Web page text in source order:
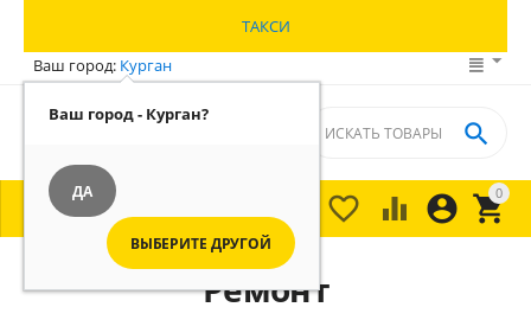
ТАКСИ
Ваш город: Курган
Ваш город - Курган?
ДА
ВЫБЕРИТЕ ДРУГОЙ
0


 

 МЕНЮ
Ремонт